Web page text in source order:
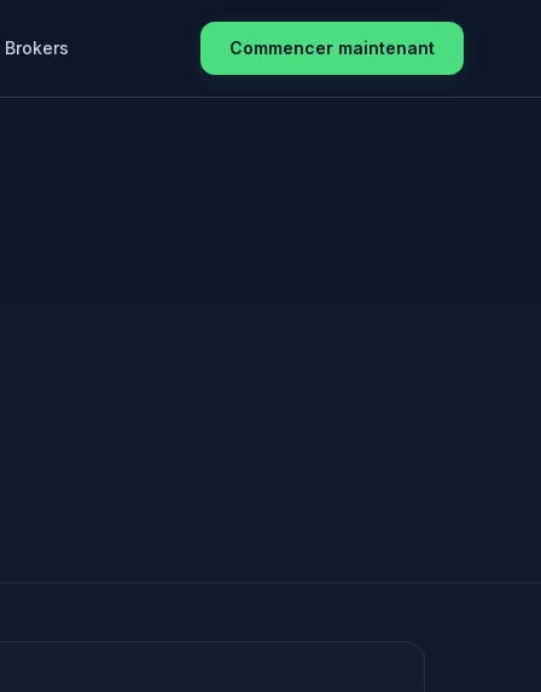
Brokers Commencer maintenant